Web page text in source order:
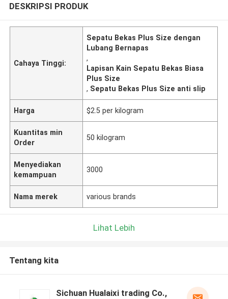
DESKRIPSI PRODUK
Cahaya Tinggi:
Sepatu Bekas Plus Size dengan
Lubang Bernapas
,
Lapisan Kain Sepatu Bekas Biasa
Plus Size
, Sepatu Bekas Plus Size anti slip
Harga $2.5 per kilogram
Kuantitas min
Order
50 kilogram
Menyediakan
kemampuan
3000
Nama merek various brands
Lihat Lebih
Tentang kita
Sichuan Hualaixi trading Co.,